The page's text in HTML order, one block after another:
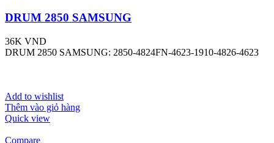
DRUM 2850 SAMSUNG
36K VND
DRUM 2850 SAMSUNG: 2850-4824FN-4623-1910-4826-4623
Add to wishlist
Thêm vào giỏ hàng
Quick view
Compare